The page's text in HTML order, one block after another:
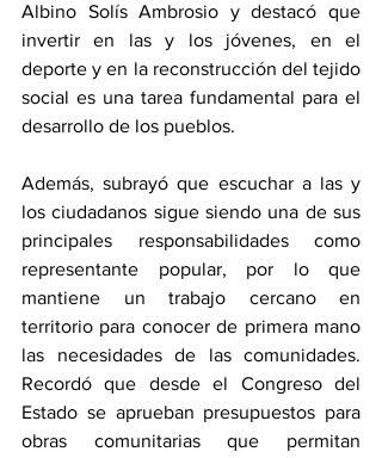
Albino Solís Ambrosio y destacó que
invertir en las y los jóvenes, en el
deporte y en la reconstrucción del tejido
social es una tarea fundamental para el
desarrollo de los pueblos.
Además, subrayó que escuchar a las y
los ciudadanos sigue siendo una de sus
principales responsabilidades como
representante popular, por lo que
mantiene un trabajo cercano en
territorio para conocer de primera mano
las necesidades de las comunidades.
Recordó que desde el Congreso del
Estado se aprueban presupuestos para
obras comunitarias que permitan